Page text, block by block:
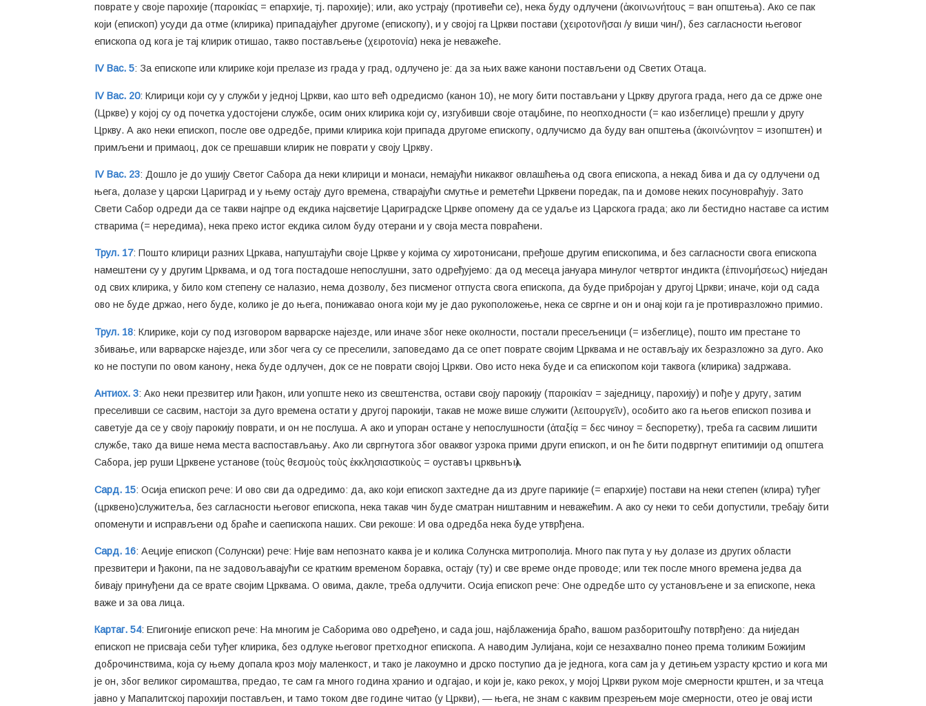
поврате у своје парохије (παροικίας = епархије, тј. парохије); или, ако устрају (противећи се), нека буду одлучени (ἀκοινωνήτους = ван општења). Ако се пак
који (епископ) усуди да отме (клирика) припадајућег другоме (епископу), и у својој га Цркви постави (χειροτονῆσαι /у виши чин/), без сагласности његовог
епископа од кога је тај клирик отишао, такво постављење (χειροτονία) нека је неважеће.
IV Вас. 5: За епископе или клирике који прелазе из града у град, одлучено је: да за њих важе канони постављени од Светих Отаца.
IV Вас. 20: Клирици који су у служби у једној Цркви, као што већ одредисмо (канон 10), не могу бити постављани у Цркву другога града, него да се држе оне
(Цркве) у којој су од почетка удостојени службе, осим оних клирика који су, изгубивши своје отаџбине, по неопходности (= као избеглице) прешли у другу
Цркву. А ако неки епископ, после ове одредбе, прими клирика који припада другоме епископу, одлучисмо да буду ван општења (ἀκοινώνητον = изопштен) и
примљени и примаоц, док се прешавши клирик не поврати у своју Цркву.
IV Вас. 23: Дошло је до ушију Светог Сабора да неки клирици и монаси, немајући никаквог овлашћења од свога епископа, а некад бива и да су одлучени од
њега, долазе у царски Цариград и у њему остају дуго времена, стварајући смутње и реметећи Црквени поредак, па и домове неких посуновраћују. Зато
Свети Сабор одреди да се такви најпре од екдика најсветије Цариградске Цркве опомену да се удаље из Царскога града; ако ли бестидно наставе са истим
стварима (= нередима), нека преко истог екдика силом буду отерани и у своја места повраћени.
Трул. 17: Пошто клирици разних Цркава, напуштајући своје Цркве у којима су хиротонисани, пређоше другим епископима, и без сагласности свога епископа
намештени су у другим Црквама, и од тога постадоше непослушни, зато одређујемо: да од месеца јануара минулог четвртог индикта (ἐπινομήσεως) ниједан
од свих клирика, у било ком степену се налазио, нема дозволу, без писменог отпуста свога епископа, да буде прибројан у другој Цркви; иначе, који од сада
ово не буде држао, него буде, колико је до њега, понижавао онога који му је дао рукоположење, нека се свргне и он и онај који га је противразложно примио.
Трул. 18: Клирике, који су под изговором варварске најезде, или иначе због неке околности, постали пресељеници (= избеглице), пошто им престане то
збивање, или варварске најезде, или због чега су се преселили, заповедамо да се опет поврате својим Црквама и не остављају их безразложно за дуго. Ако
ко не поступи по овом канону, нека буде одлучен, док се не поврати својој Цркви. Ово исто нека буде и са епископом који таквога (клирика) задржава.
Антиох. 3: Ако неки презвитер или ђакон, или уопште неко из свештенства, остави своју парокију (παροικίαν = заједницу, парохију) и пође у другу, затим
преселивши се сасвим, настоји за дуго времена остати у другој парокији, такав не може више служити (λειτουργεῖν), особито ако га његов епископ позива и
саветује да се у своју парокију поврати, и он не послуша. А ако и упоран остане у непослушности (ἀταξίᾳ = бєс чиноу = беспоретку), треба га сасвим лишити
службе, тако да више нема места васпостављању. Ако ли свргнутога због оваквог узрока прими други епископ, и он ће бити подвргнут епитимији од општега
Сабора, јер руши Црквене установе (τοὺς θεσμοὺς τοὺς ἐκκλησιαστικοὺς = оуставъı црквьнъıѧ).
Сард. 15: Осија епископ рече: И ово сви да одредимо: да, ако који епископ захтедне да из друге парикије (= епархије) постави на неки степен (клира) туђег
(црквено)служитеља, без сагласности његовог епископа, нека такав чин буде сматран ништавним и неважећим. А ако су неки то себи допустили, требају бити
опоменути и исправљени од браће и саепископа наших. Сви рекоше: И ова одредба нека буде утврђена.
Сард. 16: Аеције епископ (Солунски) рече: Није вам непознато каква је и колика Солунска митрополија. Много пак пута у њу долазе из других области
презвитери и ђакони, па не задовољавајући се кратким временом боравка, остају (ту) и све време онде проводе; или тек после много времена једва да
бивају принуђени да се врате својим Црквама. О овима, дакле, треба одлучити. Осија епископ рече: Оне одредбе што су установљене и за епископе, нека
важе и за ова лица.
Картаг. 54: Епигоније епископ рече: На многим је Саборима ово одређено, и сада још, најблаженија браћо, вашом разборитошћу потврђено: да ниједан
епископ не присваја себи туђег клирика, без одлуке његовог претходног епископа. А наводим Јулијана, који се незахвално понео према толиким Божијим
доброчинствима, која су њему допала кроз моју маленкост, и тако је лакоумно и дрско поступио да је једнога, кога сам ја у детињем узрасту крстио и кога ми
је он, због великог сиромаштва, предао, те сам га много година хранио и одгајао, и који је, како рекох, у мојој Цркви руком моје смерности крштен, и за чтеца
јавно у Мапалитској парохији постављен, и тамо током две године читао (у Цркви), — њега, не знам с каквим презрењем моје смерности, отео је овај исти